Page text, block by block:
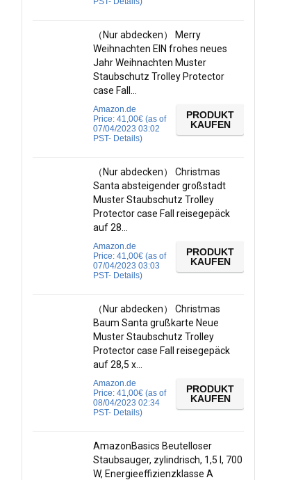
（Nur abdecken） Merry
Weihnachten EIN frohes neues
Jahr Weihnachten Muster
Staubschutz Trolley Protector
case Fall…
Amazon.de
Price: 41,00€ (as of
07/04/2023 03:02
PST- Details)
PRODUKT
KAUFEN
（Nur abdecken） Christmas
Santa absteigender großstadt
Muster Staubschutz Trolley
Protector case Fall reisegepäck
auf 28…
Amazon.de
Price: 41,00€ (as of
07/04/2023 03:03
PST- Details)
PRODUKT
KAUFEN
（Nur abdecken） Christmas
Baum Santa grußkarte Neue
Muster Staubschutz Trolley
Protector case Fall reisegepäck
auf 28,5 x…
Amazon.de
Price: 41,00€ (as of
08/04/2023 02:34
PST- Details)
PRODUKT
KAUFEN
AmazonBasics Beutelloser
Staubsauger, zylindrisch, 1,5 l, 700
W, Energieeffizienzklasse A